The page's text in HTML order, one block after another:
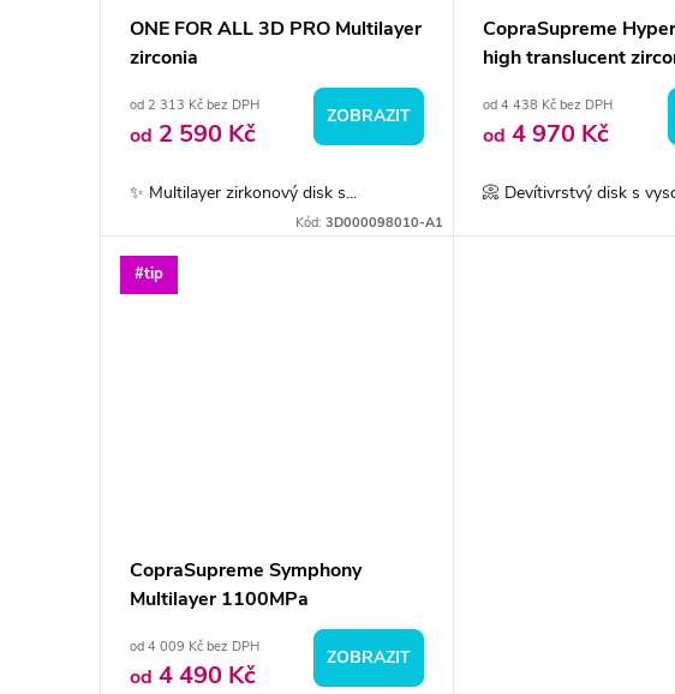
ku
ONE FOR ALL 3D PRO Multilayer
zirconia
od 2 313 Kč bez DPH
od 2 590 Kč
ZOBRAZIT
✨ Multilayer zirkonový disk s...
Kód:3D000098010-A1
CopraSupreme
high translucent
od 4 438 Kč bez DPH
od 4 970 Kč
📀 Devítivrstvý disk s
#tip
CopraSupreme Symphony
Multilayer 1100MPa
od 4 009 Kč bez DPH
od 4 490 Kč
ZOBRAZIT